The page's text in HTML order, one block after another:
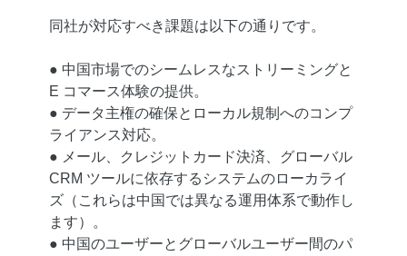
同社が対応すべき課題は以下の通りです。
● 中国市場でのシームレスなストリーミングと
E コマース体験の提供。
● データ主権の確保とローカル規制へのコンプ
ライアンス対応。
● メール、クレジットカード決済、グローバル
CRM ツールに依存するシステムのローカライ
ズ（これらは中国では異なる運用体系で動作し
ます）。
● 中国のユーザーとグローバルユーザー間のパ